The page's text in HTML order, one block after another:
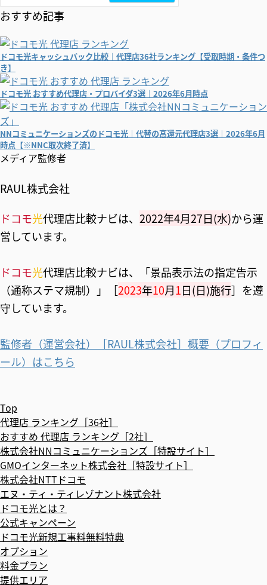
おすすめ記事
ドコモ光キャッシュバック比較｜代理店36社ランキング【受取時期・条件つ
き】
ドコモ光 おすすめ代理店・プロバイダ3選｜2026年6月時点
NNコミュニケーションズのドコモ光｜代替の高還元代理店3選｜2026年6月
時点【※NNC取次終了済】
メディア監修者
RAUL株式会社
ドコモ光代理店比較ナビは、 2022年4月27日(水)から運
営しています。
ドコモ光代理店比較ナビは、「景品表示法の指定告示
（通称ステマ規制）」［2023年10月1日(日)施行］を遵
守しています。
監修者（運営会社）［RAUL株式会社］概要（プロフィ
ール）はこちら
Top
代理店 ランキング［36社］
おすすめ 代理店 ランキング［2社］
株式会社NNコミュニケーションズ［特設サイト］
GMOインターネット株式会社［特設サイト］
株式会社NTTドコモ
エヌ・ティ・ティレゾナント株式会社
ドコモ光とは？
公式キャンペーン
ドコモ光新規工事料無料特典
オプション
料金プラン
提供エリア